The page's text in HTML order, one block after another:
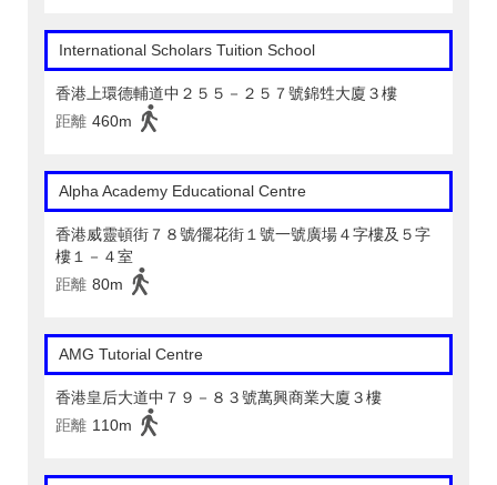
International Scholars Tuition School
香港上環德輔道中２５５－２５７號錦甡大廈３樓
距離 460m
Alpha Academy Educational Centre
香港威靈頓街７８號∕擺花街１號一號廣場４字樓及５字
樓１－４室
距離 80m
AMG Tutorial Centre
香港皇后大道中７９－８３號萬興商業大廈３樓
距離 110m